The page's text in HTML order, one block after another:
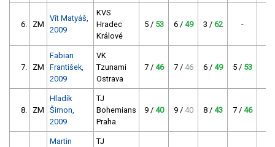
6. ZM
Vít Matyáš,
2009
KVS
Hradec
Králové
5 / 53 6 / 49 3 / 62 -
7. ZM
Fabian
František,
2009
VK
Tzunami
Ostrava
7 / 46 7 / 46 6 / 49 5 / 53
8. ZM
Hladík
Šimon,
2009
TJ
Bohemians
Praha
9 / 40 9 / 40 8 / 43 7 / 46
Martin
TJ